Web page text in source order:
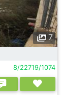
7
8/22719/1074